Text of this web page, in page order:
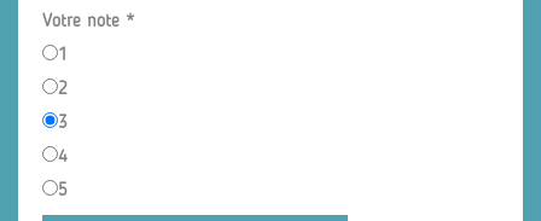
Votre note *
1
2
3
4
5